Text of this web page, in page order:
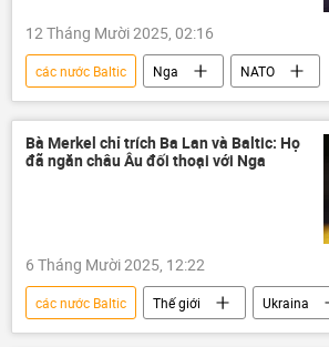
Vùng Baltic
Vladimir Putin
Fox News
tấn công NATO
12 Tháng Mười 2025, 02:16
các nước Baltic Nga
NATO
Kaliningrad
thông tin
Hoa Kỳ
Thế giới
phương Tây
Moskva
Châu Âu
Ba Lan
Bà Merkel chỉ trích Ba Lan và Baltic: Họ
đã ngăn châu Âu đối thoại với Nga
6 Tháng Mười 2025, 12:22
các nước Baltic Thế giới
Ukraina
Nga
Angela Merkel
Ba Lan